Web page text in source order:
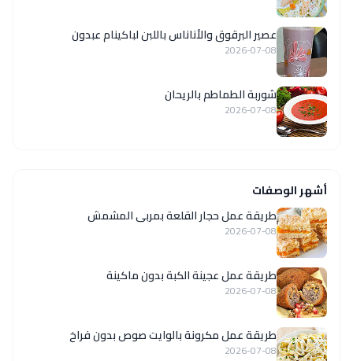
عصير البرقوق والأناناس باللبن لباكينام عبدون
2026-07-08
شوربة الطماطم بالريحان
2026-07-08
أشهر الوصفات
طريقة عمل حجار القلعة بمربى المشمش
2026-07-08
طريقة عمل عجينة الكبة بدون ماكينة
2026-07-08
طريقة عمل مكرونة بالوايت صوص بدون فراخ
2026-07-08